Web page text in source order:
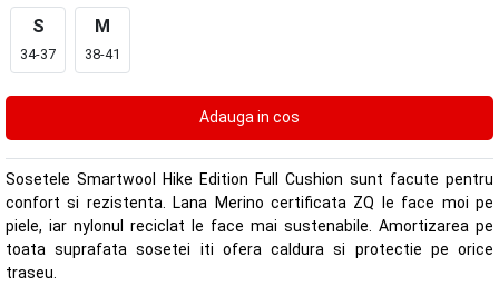
S
34-37
M
38-41
Sosetele Smartwool Hike Edition Full Cushion sunt facute pentru
confort si rezistenta. Lana Merino certificata ZQ le face moi pe
piele, iar nylonul reciclat le face mai sustenabile. Amortizarea pe
toata suprafata sosetei iti ofera caldura si protectie pe orice
traseu.